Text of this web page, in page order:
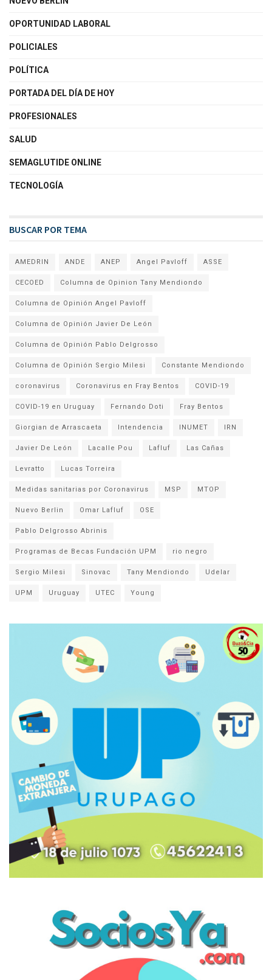
OPORTUNIDAD LABORAL
POLICIALES
POLÍTICA
PORTADA DEL DÍA DE HOY
PROFESIONALES
SALUD
SEMAGLUTIDE ONLINE
TECNOLOGÍA
BUSCAR POR TEMA
AMEDRIN ANDE ANEP Angel Pavloff ASSE
CECOED Columna de Opinion Tany Mendiondo
Columna de Opinión Angel Pavloff
Columna de Opinión Javier De León
Columna de Opinión Pablo Delgrosso
Columna de Opinión Sergio Milesi Constante Mendiondo
coronavirus Coronavirus en Fray Bentos COVID-19
COVID-19 en Uruguay Fernando Doti Fray Bentos
Giorgian de Arrascaeta Intendencia INUMET IRN
Javier De León Lacalle Pou Lafluf Las Cañas
Levratto Lucas Torreira
Medidas sanitarias por Coronavirus MSP MTOP
Nuevo Berlin Omar Lafluf OSE
Pablo Delgrosso Abrinis
Programas de Becas Fundación UPM rio negro
Sergio Milesi Sinovac Tany Mendiondo Udelar
UPM Uruguay UTEC Young